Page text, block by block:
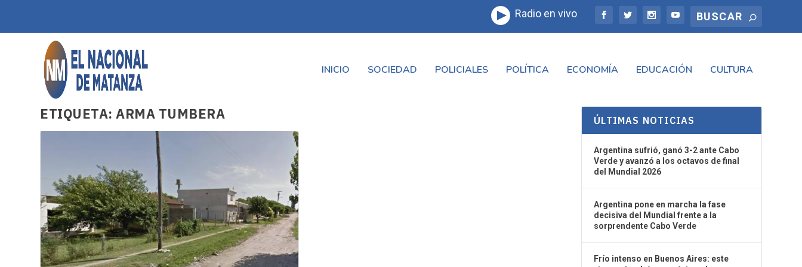
Radio en vivo
INICIO SOCIEDAD POLICIALES POLÍTICA ECONOMÍA EDUCACIÓN CULTURA
ETIQUETA:ARMA TUMBERA ÚLTIMAS NOTICIAS
Argentina sufrió, ganó 3-2 ante Cabo
Verde y avanzó a los octavos de final
del Mundial 2026
Argentina pone en marcha la fase
decisiva del Mundial frente a la
sorprendente Cabo Verde
Frío intenso en Buenos Aires: este